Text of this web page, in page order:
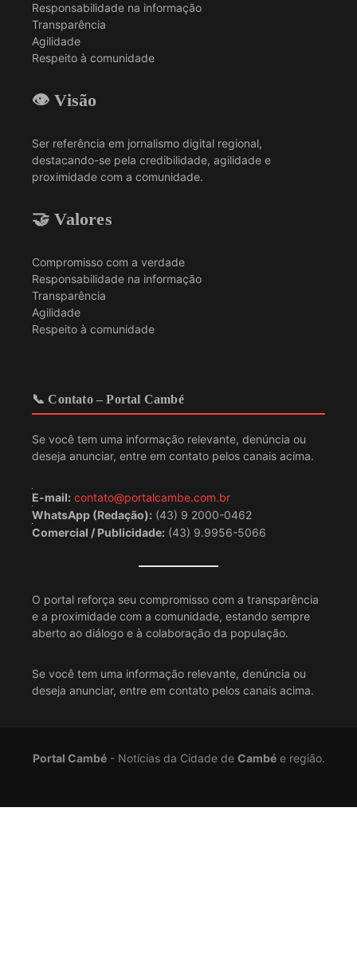
Responsabilidade na informação
Transparência
Agilidade
Respeito à comunidade
👁️ Visão
Ser referência em jornalismo digital regional,
destacando-se pela credibilidade, agilidade e
proximidade com a comunidade.
🤝 Valores
Compromisso com a verdade
Responsabilidade na informação
Transparência
Agilidade
Respeito à comunidade
📞 Contato – Portal Cambé
Se você tem uma informação relevante, denúncia ou
deseja anunciar, entre em contato pelos canais acima.